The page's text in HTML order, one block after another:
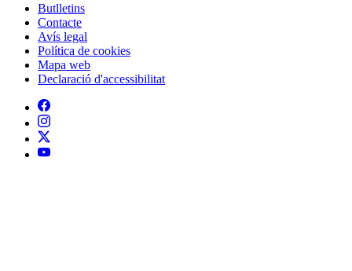
Peu
Butlletins
Contacte
Avís legal
Política de cookies
Mapa web
Declaració d'accessibilitat